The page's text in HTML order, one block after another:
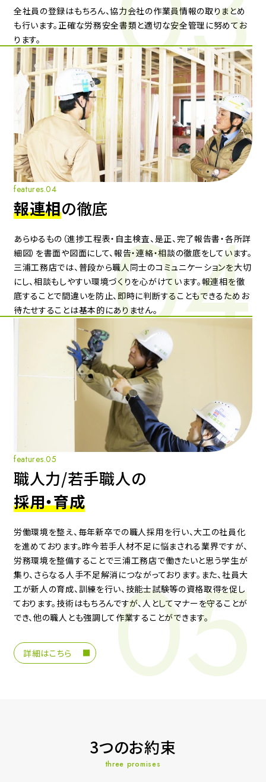
全社員の登録はもちろん、協力会社の作業員情報の取りまとめ
も行います。正確な労務安全書類と適切な安全管理に努めてお
ります。
features.04
報連相の徹底
あらゆるもの（進捗工程表・自主検査、是正、完了報告書・各所詳
細図）を書面や図面にして、報告・連絡・相談の徹底をしています。
三浦工務店では、普段から職人同士のコミュニケーションを大切
にし、相談もしやすい環境づくりを心がけています。報連相を徹
底することで間違いを防止、即時に判断することもできるためお
待たせすることは基本的にありません。
features.05
職人力/若手職人の
採用・育成
労働環境を整え、毎年新卒での職人採用を行い、大工の社員化
を進めております。昨今若手人材不足に悩まされる業界ですが、
労務環境を整備することで三浦工務店で働きたいと思う学生が
集り、さらなる人手不足解消につながっております。また、社員大
工が新人の育成、訓練を行い、技能士試験等の資格取得を促し
ております。 技術はもちろんですが、人としてマナーを守ることが
でき、他の職人とも強調して作業することができます。
詳細はこちら
3つのお約束
three promises